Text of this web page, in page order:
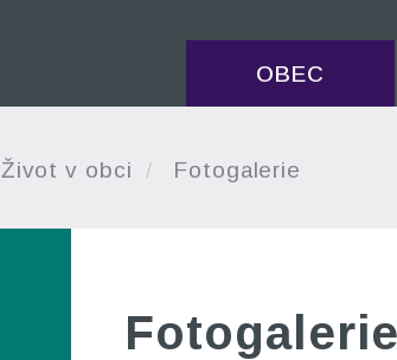
OBEC
Život v obci Fotogalerie
Fotogalerie